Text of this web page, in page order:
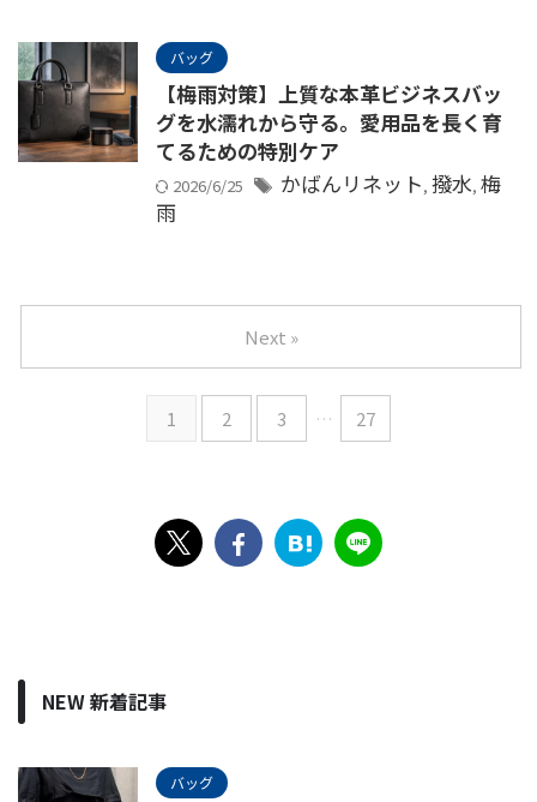
バッグ
【梅雨対策】上質な本革ビジネスバッ
グを水濡れから守る。愛用品を長く育
てるための特別ケア
2026/6/25 かばんリネット, 撥水, 梅
雨
1 2 3 … 27
Next »
NEW 新着記事
バッグ